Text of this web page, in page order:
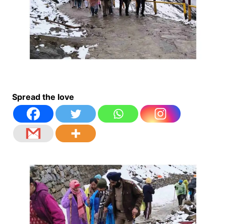
Spread the love